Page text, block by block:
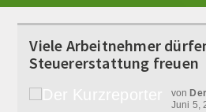
Viele Arbeitnehmer
Steuererstattung freuen
von
Juni 5,